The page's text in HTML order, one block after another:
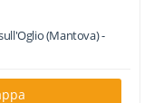
(Mantova) -